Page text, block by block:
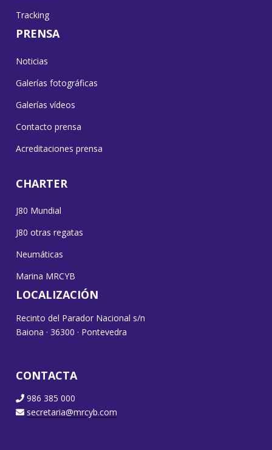
Tracking
PRENSA
Noticias
Galerías fotográficas
Galerías vídeos
Contacto prensa
Acreditaciones prensa
CHARTER
J80 Mundial
J80 otras regatas
Neumáticas
Marina MRCYB
LOCALIZACIÓN
Recinto del Parador Nacional s/n
Baiona · 36300 · Pontevedra
CONTACTA
986 385 000
secretaria@mrcyb.com